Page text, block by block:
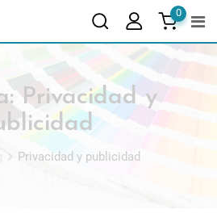
0
Privacidad y
Privacidad y publicidad